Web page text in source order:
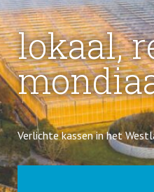
lokaal,
Verlichte kassen in het